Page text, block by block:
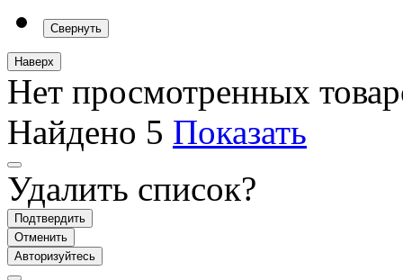
Свернуть
Наверх
Нет просмотренных
Найдено 5 Показать
Удалить список?
Подтвердить
Отменить
Авторизуйтесь